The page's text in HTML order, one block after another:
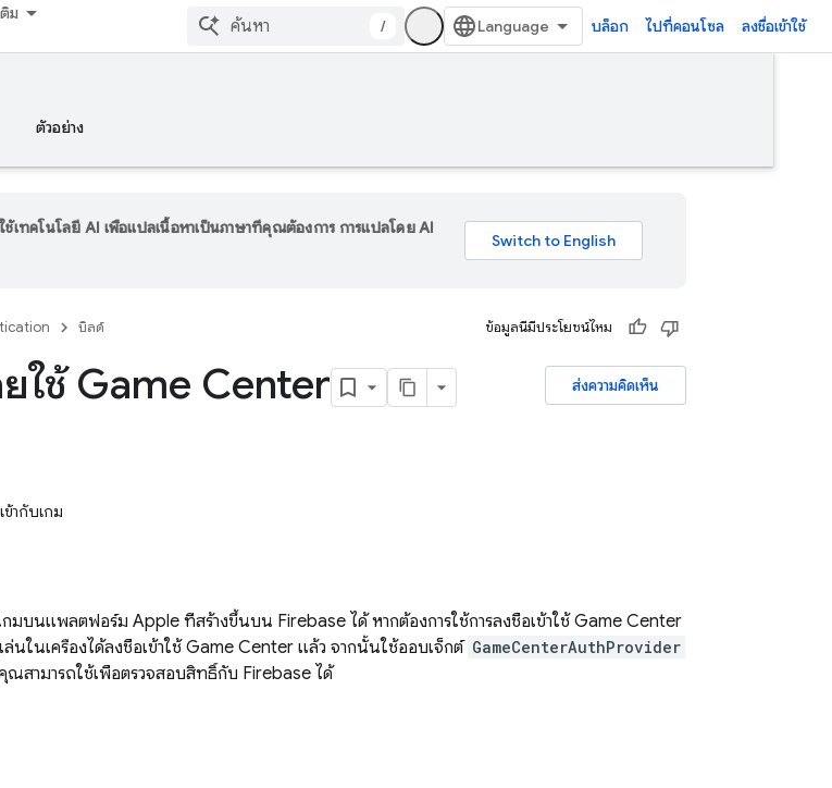
ม
/ บล็อก ไปที่คอนโซล ลงชื่อเข้าใช้
ตัวอย่าง
เทคโนโลยี AI เพื่อแปลเนื้อหาเป็นภาษาที่คุณต้องการ การแปลโดย AI
บิลด์ ข้อมูลนี้มีประโยชน์ไหม
ส่งความคิดเห็น
ยใช้ Game Center
ข้ากับเกม
กมบนแพลตฟอร์ม Apple ที่สร้างขึ้นบน Firebase ได้ หากต้องการใช้การลงชื่อเข้าใช้ Game Center
ล่นในเครื่องได้ลงชื่อเข้าใช้ Game Center แล้ว จากนั้นใช้ออบเจ็กต์ GameCenterAuthProvider
คุณสามารถใช้เพื่อตรวจสอบสิทธิ์กับ Firebase ได้